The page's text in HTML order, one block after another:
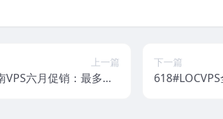
上一篇
六月促销：最多送1
下一篇